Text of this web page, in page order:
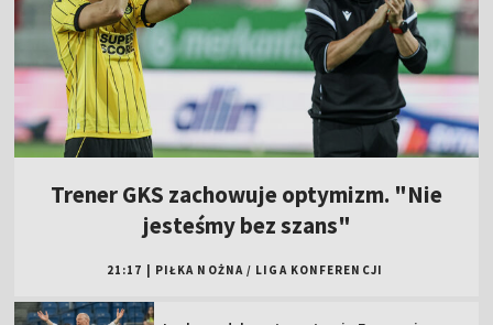
Trener GKS zachowuje optymizm. "Nie
jesteśmy bez szans"
21:17 PIŁKA NOŻNA / LIGA KONFERENCJI